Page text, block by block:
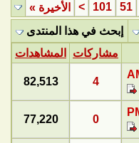
51
101
> الأخيرة »
إبحث في هذا المنتدى
مشاركات
المشاهدات
4
82,513
0
77,220